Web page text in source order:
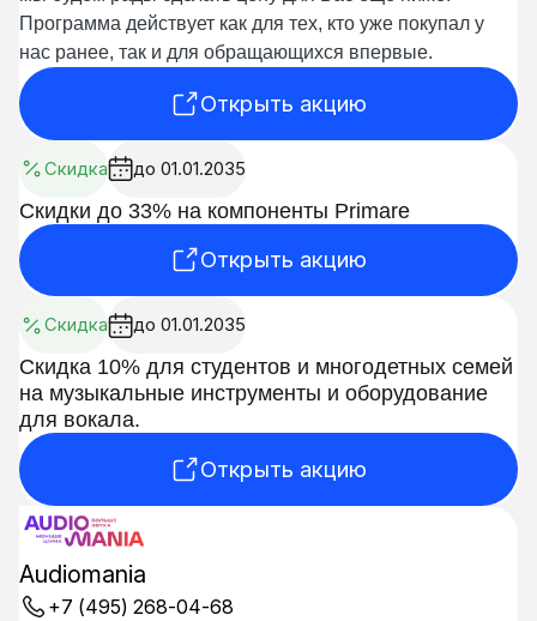
Программа действует как для тех, кто уже покупал у
нас ранее, так и для обращающихся впервые.
Открыть акцию
Скидка до 01.01.2035
Скидки до 33% на компоненты Primare
Открыть акцию
Скидка до 01.01.2035
Скидка 10% для студентов и многодетных семей
на музыкальные инструменты и оборудование
для вокала.
Открыть акцию
Audiomania
+7 (495) 268-04-68